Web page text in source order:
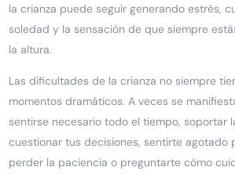
la crianza puede seguir generando estrés,
soledad y la sensación de que siempre
la altura.
Las dificultades de la crianza no siempre
momentos dramáticos. A veces se
sentirse necesario todo el tiempo, soportar
cuestionar tus decisiones, sentirte agotado
perder la paciencia o preguntarte cómo